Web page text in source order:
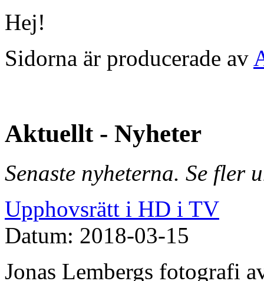
Hej!
Sidorna är producerade av
Aktuellt - Nyheter
Senaste nyheterna. Se
Upphovsrätt i HD i TV
Datum: 2018-03-15
Jonas Lembergs fotografi